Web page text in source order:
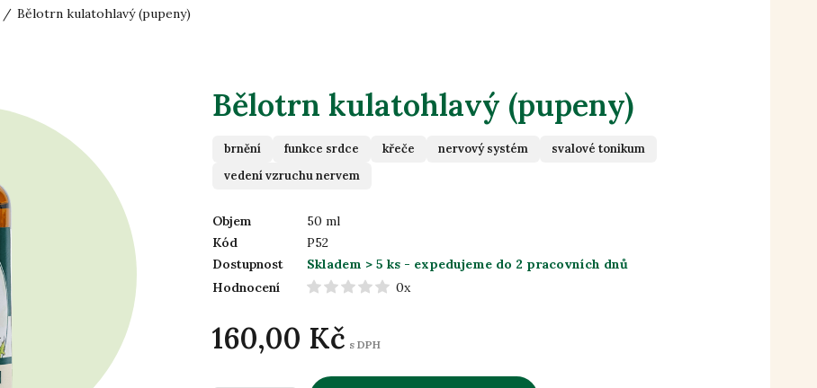
Bělotrn kulatohlavý (pupeny)
Bělotrn kulatohlavý (pupeny)
brnění funkce srdce křeče nervový systém
svalové tonikum
vedení vzruchu nervem
Objem
50 ml
Kód
P52
Dostupnost
Skladem > 5 ks - expedujeme do 2 pracovních dnů
Hodnocení
0x
160,00 Kč s DPH